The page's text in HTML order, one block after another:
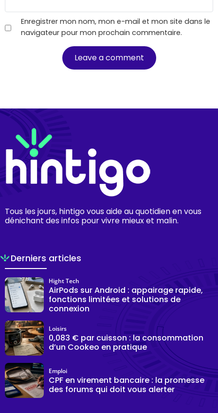
Enregistrer mon nom, mon e-mail et mon site dans le
navigateur pour mon prochain commentaire.
Tous les jours, hintigo vous aide au quotidien en vous
dénichant des infos pour vivre mieux et malin.
Derniers articles
AirPods sur Android : appairage rapide,
fonctions limitées et solutions de
connexion
Hight Tech
0,083 € par cuisson : la consommation
d’un Cookeo en pratique
Loisirs
CPF en virement bancaire : la promesse
des forums qui doit vous alerter
Emploi